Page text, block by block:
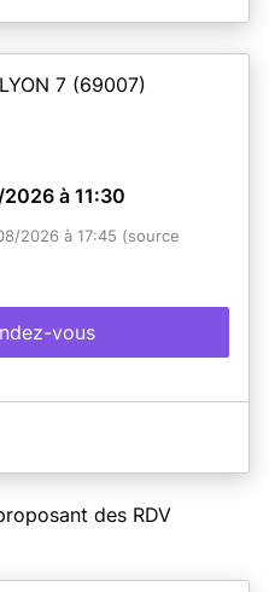
7 (69007)
à 11:30
2026 à 17:45 (source
vous
des RDV